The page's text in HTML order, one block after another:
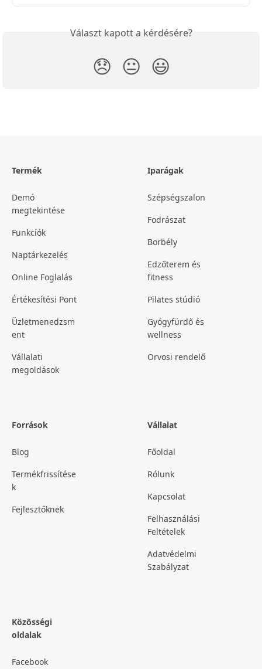
Választ kapott a kérdésére?
😞 😐 😃
Termék
Demó
megtekintése
Funkciók
Naptárkezelés
Online Foglalás
Értékesítési Pont
Üzletmenedzsm
ent
Vállalati
megoldások
Iparágak
Szépségszalon
Fodrászat
Borbély
Edzőterem és
fitness
Pilates stúdió
Gyógyfürdő és
wellness
Orvosi rendelő
Források
Blog
Termékfrissítése
k
Fejlesztőknek
Vállalat
Főoldal
Rólunk
Kapcsolat
Felhasználási
Feltételek
Adatvédelmi
Szabályzat
Közösségi
oldalak
Facebook